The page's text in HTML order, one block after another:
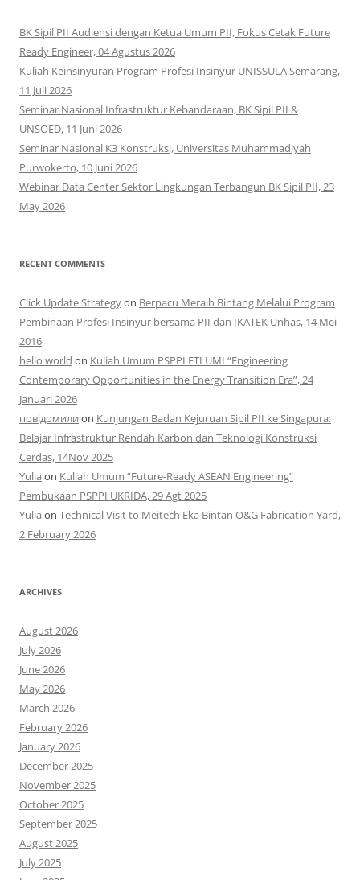
BK Sipil PII Audiensi dengan Ketua Umum PII, Fokus Cetak Future
Ready Engineer, 04 Agustus 2026
Kuliah Keinsinyuran Program Profesi Insinyur UNISSULA Semarang,
11 Juli 2026
Seminar Nasional Infrastruktur Kebandaraan, BK Sipil PII &
UNSOED, 11 Juni 2026
Seminar Nasional K3 Konstruksi, Universitas Muhammadiyah
Purwokerto, 10 Juni 2026
Webinar Data Center Sektor Lingkungan Terbangun BK Sipil PII, 23
May 2026
RECENT COMMENTS
Click Update Strategyon Berpacu Meraih Bintang Melalui Program
Pembinaan Profesi Insinyur bersama PII dan IKATEK Unhas, 14 Mei
2016
hello world on Kuliah Umum PSPPI FTI UMI “Engineering
Contemporary Opportunities in the Energy Transition Era”, 24
Januari 2026
повідомили on Kunjungan Badan Kejuruan Sipil PII ke Singapura:
Belajar Infrastruktur Rendah Karbon dan Teknologi Konstruksi
Cerdas, 14Nov 2025
Yulia on Kuliah Umum “Future-Ready ASEAN Engineering”
Pembukaan PSPPI UKRIDA, 29 Agt 2025
Yulia on Technical Visit to Meitech Eka Bintan O&G Fabrication Yard,
2 February 2026
ARCHIVES
August 2026
July 2026
June 2026
May 2026
March 2026
February 2026
January 2026
December 2025
November 2025
October 2025
September 2025
August 2025
July 2025